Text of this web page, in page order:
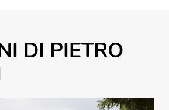
DI PIETRO